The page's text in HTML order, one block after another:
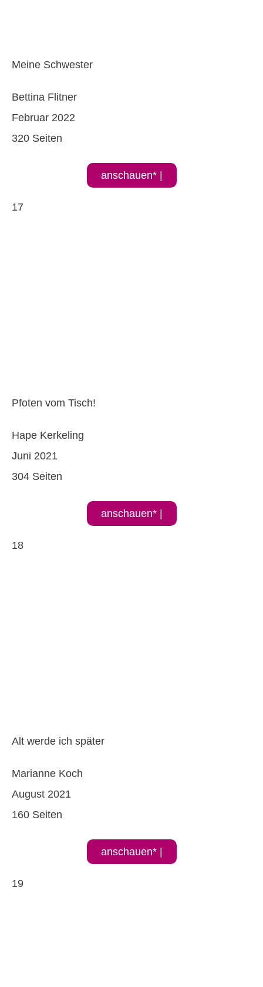
Meine Schwester
Bettina Flitner
Februar 2022
320 Seiten
anschauen* |
17
Pfoten vom Tisch!
Hape Kerkeling
Juni 2021
304 Seiten
anschauen* |
18
Alt werde ich später
Marianne Koch
August 2021
160 Seiten
anschauen* |
19